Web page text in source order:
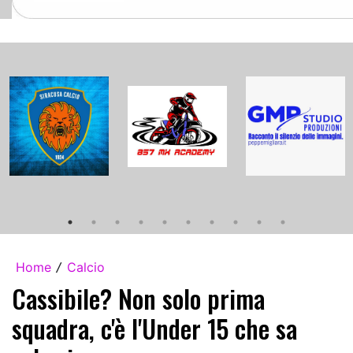
Home / Calcio
Cassibile? Non solo prima
squadra, c'è l'Under 15 che sa